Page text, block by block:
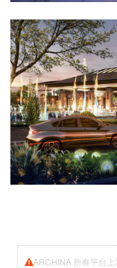
ARCHINA 所有平台